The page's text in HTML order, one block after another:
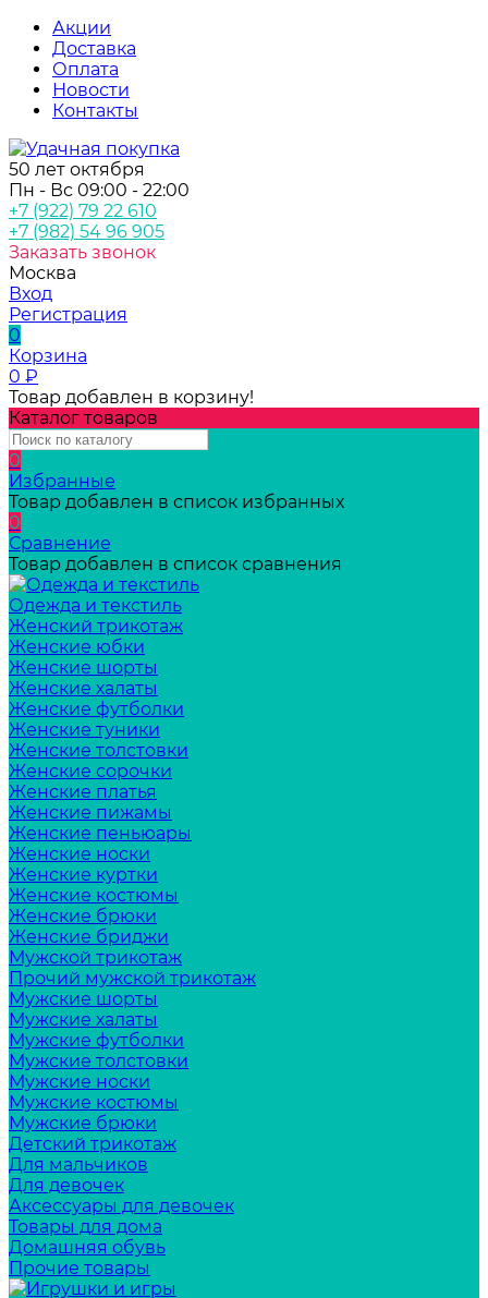
Акции
Доставка
Оплата
Новости
Контакты
50 лет октября
Пн - Вс 09:00 - 22:00
+7 (922) 79 22 610
+7 (982) 54 96 905
Заказать звонок
Москва
Вход
Регистрация
0
Корзина
0 ₽
Товар добавлен в корзину!
Каталог товаров
0
Избранные
Товар добавлен в список избранных
0
Сравнение
Товар добавлен в список сравнения
Одежда и текстиль
Женский трикотаж
Женские юбки
Женские шорты
Женские халаты
Женские футболки
Женские туники
Женские толстовки
Женские сорочки
Женские платья
Женские пижамы
Женские пеньюары
Женские носки
Женские куртки
Женские костюмы
Женские брюки
Женские бриджи
Мужской трикотаж
Прочий мужской трикотаж
Мужские шорты
Мужские халаты
Мужские футболки
Мужские толстовки
Мужские носки
Мужские костюмы
Мужские брюки
Детский трикотаж
Для мальчиков
Для девочек
Аксессуары для девочек
Товары для дома
Домашняя обувь
Прочие товары